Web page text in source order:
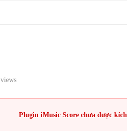
views
Plugin iMusic Score chưa được